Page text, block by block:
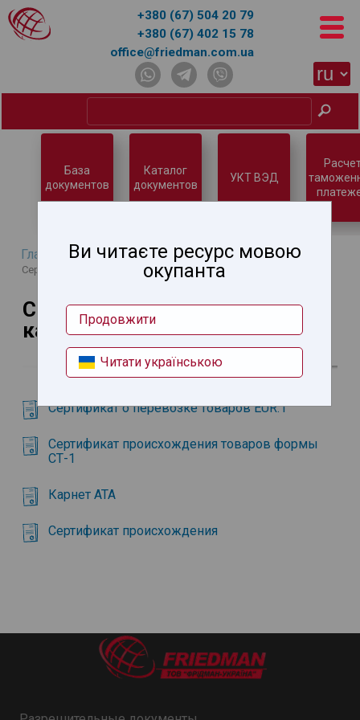
+380 (67) 504 20 79
+380 (67) 402 15 78
office@friedman.com.ua
Главная →Услуги→Разрешительные документы→
Сертификаты происхождения, карнет АТА
Сертификаты происхождения,
карнет АТА
Сертификат о перевозке товаров EUR.1
Сертификат происхождения товаров формы
СТ-1
Карнет АТА
Сертификат происхождения
База
документов
Каталог
документов
УКТ ВЭД
Расчет
Ви читаєте ресурс мовою
окупанта
Продовжити
Читати українською